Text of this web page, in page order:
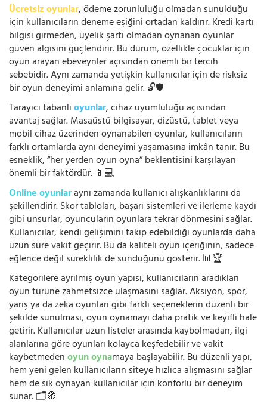
Ücretsiz oyunlar, ödeme zorunluluğu olmadan sunulduğu
için kullanıcıların deneme eşiğini ortadan kaldırır. Kredi kartı
bilgisi girmeden, üyelik şartı olmadan oynanan oyunlar
güven algısını güçlendirir. Bu durum, özellikle çocuklar için
oyun arayan ebeveynler açısından önemli bir tercih
sebebidir. Aynı zamanda yetişkin kullanıcılar için de risksiz
bir oyun deneyimi anlamına gelir. 🔓🛡️
Tarayıcı tabanlıoyunlar, cihaz uyumluluğu açısından
avantaj sağlar. Masaüstü bilgisayar, dizüstü, tablet veya
mobil cihaz üzerinden oynanabilen oyunlar, kullanıcıların
farklı ortamlarda aynı deneyimi yaşamasına imkân tanır. Bu
esneklik, “her yerden oyun oyna” beklentisini karşılayan
önemli bir faktördür. 📱💻
Online oyunlaraynı zamanda kullanıcı alışkanlıklarını da
şekillendirir. Skor tabloları, başarı sistemleri ve ilerleme kaydı
gibi unsurlar, oyuncuların oyunlara tekrar dönmesini sağlar.
Kullanıcılar, kendi gelişimini takip edebildiği oyunlarda daha
uzun süre vakit geçirir. Bu da kaliteli oyun içeriğinin, sadece
eğlence değil süreklilik de sunduğunu gösterir. 📊🏆
Kategorilere ayrılmış oyun yapısı, kullanıcıların aradıkları
oyun türüne zahmetsizce ulaşmasını sağlar. Aksiyon, spor,
yarış ya da zeka oyunları gibi farklı seçeneklerin düzenli bir
şekilde sunulması, oyun oynamayı daha pratik ve keyifli hale
getirir. Kullanıcılar uzun listeler arasında kaybolmadan, ilgi
alanlarına göre oyunları kolayca keşfedebilir ve vakit
kaybetmedenoyun oynamaya başlayabilir. Bu düzenli yapı,
hem yeni gelen kullanıcıların siteye hızlıca alışmasını sağlar
hem de sık oynayan kullanıcılar için konforlu bir deneyim
sunar. 🗂️🧭